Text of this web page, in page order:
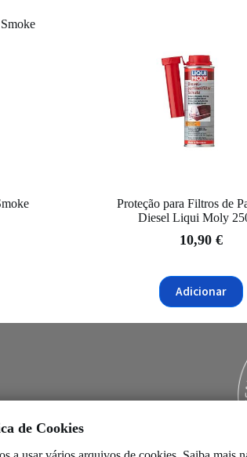
Proteção para Filtros de
Diesel Liqui Moly
10,90 €
Adicionar
de Cookies